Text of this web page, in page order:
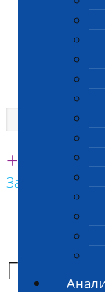
Единая
+7 495
Заказать
Главная
Анализы и
ГЕНЕТИКА